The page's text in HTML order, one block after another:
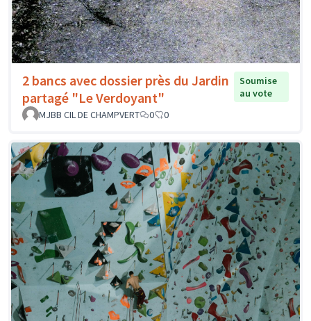
2 bancs avec dossier près du Jardin
partagé "Le Verdoyant"
Soumise
au vote
MJBB CIL DE CHAMPVERT
0 0